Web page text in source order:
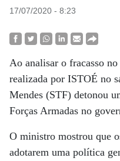
17/07/2020 - 8:23
Ao analisar o fracasso
realizada por ISTOÉ no
Mendes (STF) detonou
Forças Armadas no
O ministro mostrou que
adotarem uma política